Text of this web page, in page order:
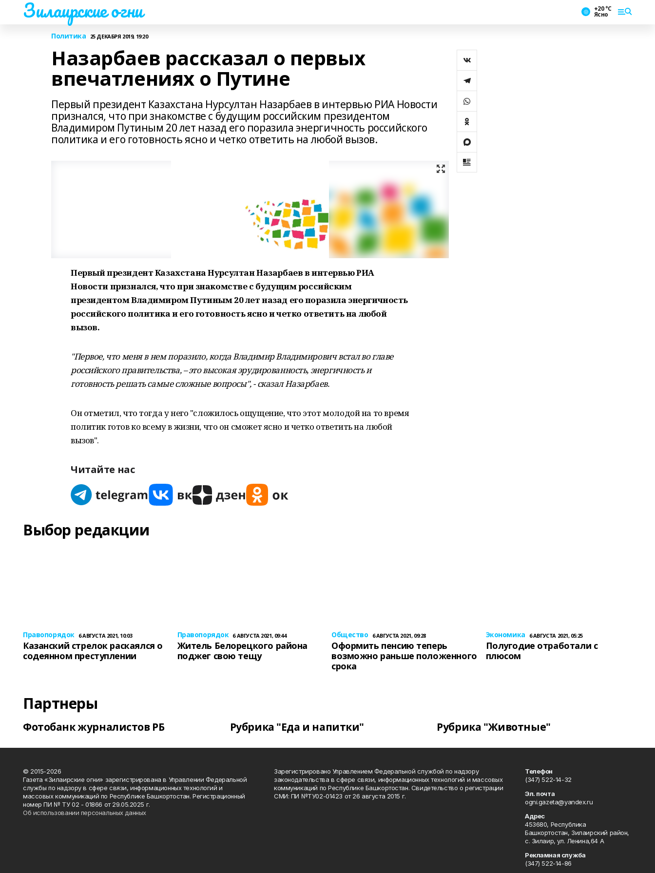
Зилаирские огни +20 °С
Ясно
Политика 25 ДЕКАБРЯ 2019, 19:20
Назарбаев рассказал о первых
впечатлениях о Путине
Первый президент Казахстана Нурсултан Назарбаев в интервью РИА Новости
признался, что при знакомстве с будущим российским президентом
Владимиром Путиным 20 лет назад его поразила энергичность российского
политика и его готовность ясно и четко ответить на любой вызов.
Первый президент Казахстана Нурсултан Назарбаев в интервью РИА
Новости признался, что при знакомстве с будущим российским
президентом Владимиром Путиным 20 лет назад его поразила энергичность
российского политика и его готовность ясно и четко ответить на любой
вызов.
"Первое, что меня в нем поразило, когда Владимир Владимирович встал во главе
российского правительства, – это высокая эрудированность, энергичность и
готовность решать самые сложные вопросы", - сказал Назарбаев.
Он отметил, что тогда у него "сложилось ощущение, что этот молодой на то время
политик готов ко всему в жизни, что он сможет ясно и четко ответить на любой
вызов".
Читайте нас
Выбор редакции
Правопорядок 6 АВГУСТА 2021, 10:03
Казанский стрелок раскаялся о
содеянном преступлении
Правопорядок 6 АВГУСТА 2021, 09:44
Житель Белорецкого района
поджег свою тещу
Общество 6 АВГУСТА 2021, 09:28
Оформить пенсию теперь
возможно раньше положенного
срока
Экономика 6 АВГУСТА 2021, 05:25
Полугодие отработали с
плюсом
Партнеры
Фотобанк журналистов РБ Рубрика "Еда и напитки" Рубрика "Животные"
© 2015-2026
Газета «Зилаирские огни» зарегистрирована в Управлении Федеральной
службы по надзору в сфере связи, информационных технологий и
массовых коммуникаций по Республике Башкортостан. Регистрационный
номер ПИ № ТУ 02 - 01866 от 29.05.2025 г.
Об использовании персональных данных
Зарегистрировано Управлением Федеральной службой по надзору
законодательства в сфере связи, информационных технологий и массовых
коммуникаций по Республике Башкортостан. Свидетельство о регистрации
СМИ: ПИ №ТУ02-01423 от 26 августа 2015 г.
Телефон
(347) 522-14-32
Эл. почта
ogni.gazeta@yandex.ru
Адрес
453680, Республика
Башкортостан, Зилаирский район,
с. Зилаир, ул. Ленина,64 А
Рекламная служба
(347) 522-14-86